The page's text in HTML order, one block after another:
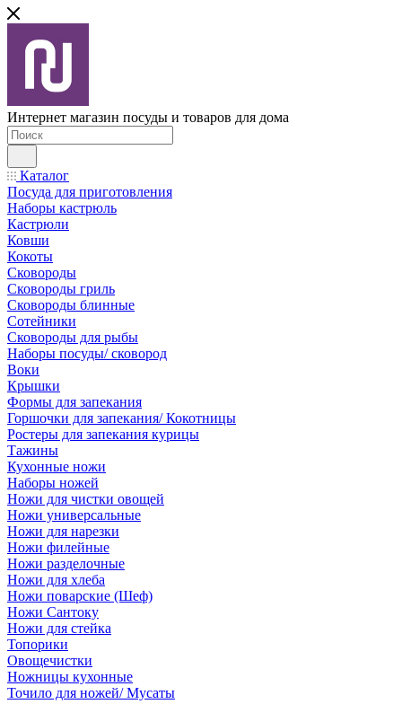
Интернет магазин посуды и товаров для дома
Каталог
Посуда для приготовления
Наборы кастрюль
Кастрюли
Ковши
Кокоты
Сковороды
Сковороды гриль
Сковороды блинные
Сотейники
Сковороды для рыбы
Наборы посуды/ сковород
Воки
Крышки
Формы для запекания
Горшочки для запекания/ Кокотницы
Ростеры для запекания курицы
Тажины
Кухонные ножи
Наборы ножей
Ножи для чистки овощей
Ножи универсальные
Ножи для нарезки
Ножи филейные
Ножи разделочные
Ножи для хлеба
Ножи поварские (Шеф)
Ножи Сантоку
Ножи для стейка
Топорики
Овощечистки
Ножницы кухонные
Точило для ножей/ Мусаты